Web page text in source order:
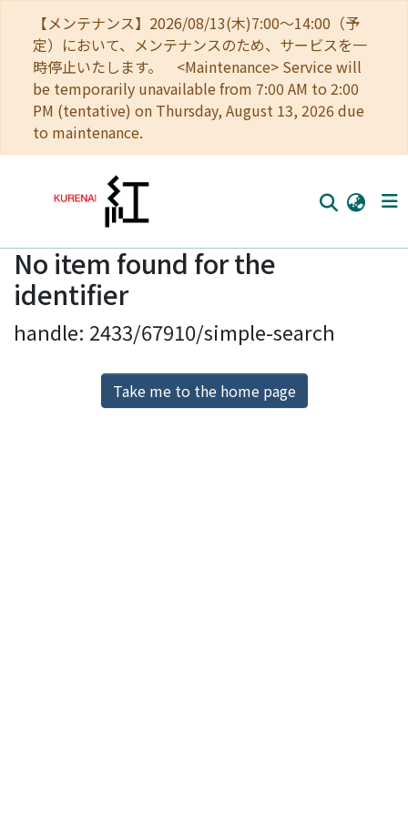
【メンテナンス】2026/08/13(木)7:00～14:00（予
定）において、メンテナンスのため、サービスを一
時停止いたします。 <Maintenance> Service will
be temporarily unavailable from 7:00 AM to 2:00
PM (tentative) on Thursday, August 13, 2026 due
to maintenance.
Home
Communities
Browse
Download Ranking
No item found for the
identifier
handle: 2433/67910/simple-search
Take me to the home page